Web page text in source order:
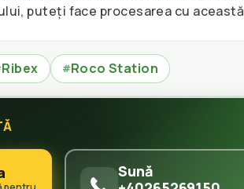
puteți face procesarea cu această
Ribex #Roco Station
Sună